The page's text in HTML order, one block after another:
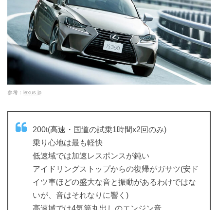
参考： lexus.jp
200t(高速・国道の試乗1時間x2回のみ)
乗り心地は最も軽快
低速域では加速レスポンスが鈍い
アイドリングストップからの復帰がガサツ(安ド
イツ車ほどの盛大な音と振動があるわけではな
いが、音はそれなりに響く)